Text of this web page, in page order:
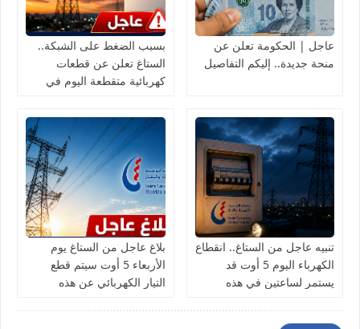
عاجل | الحكومة تعلن عن
منحة جديدة.. إليكم التفاصيل
بسبب الضغط على الشبكة..
الستاغ تعلن عن قطعات
كهربائية متقطعة اليوم في
تنبيه عاجل من الستاغ.. انقطاع
الكهرباء اليوم 5 أوت قد
يستمر لساعتين في هذه
بلاغ عاجل من الستاغ يوم
الأربعاء 5 أوت سيتم قطع
التيار الكهربائي عن هذه